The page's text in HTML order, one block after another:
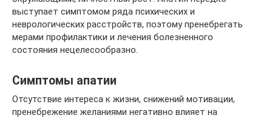
выступает симптомом ряда психических и
неврологических расстройств, поэтому пренебрегать
мерами профилактики и лечения болезненного
состояния нецелесообразно.
Симптомы апатии
Отсутствие интереса к жизни, снижений мотивации,
пренебрежение желаниями негативно влияет на